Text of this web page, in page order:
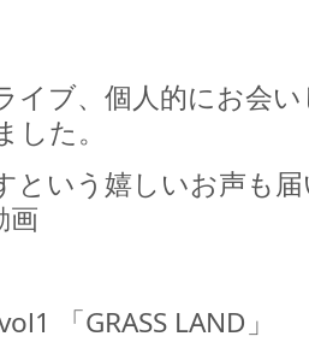
イブ、個人的にお会
た。
という嬉しいお声も
画
「GRASS LAND」